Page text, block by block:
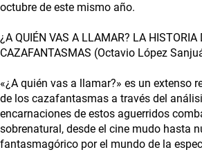
octubre de este mismo año.
¿A QUIÉN VAS A LLAMAR? LA HISTORIA
CAZAFANTASMAS (Octavio López
«¿A quién vas a llamar?» es un extenso
de los cazafantasmas a través del
encarnaciones de estos aguerridos
sobrenatural, desde el cine mudo hasta
fantasmagórico por el mundo de la